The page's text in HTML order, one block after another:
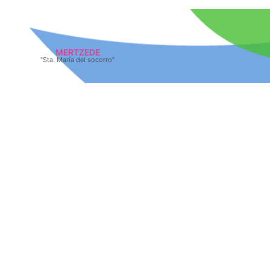
MERTZEDE
"Sta. María del socorro"